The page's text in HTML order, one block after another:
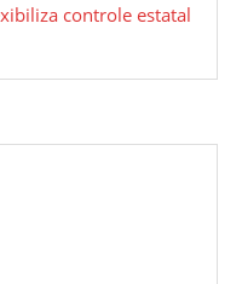
controle estatal